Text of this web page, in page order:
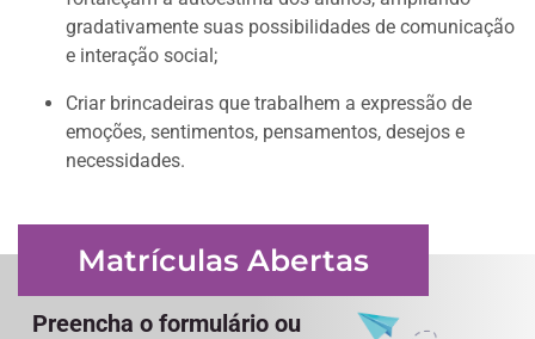
gradativamente suas possibilidades de comunicação
e interação social;
Criar brincadeiras que trabalhem a expressão de
emoções, sentimentos, pensamentos, desejos e
necessidades.
Matrículas Abertas
Preencha o formulário ou